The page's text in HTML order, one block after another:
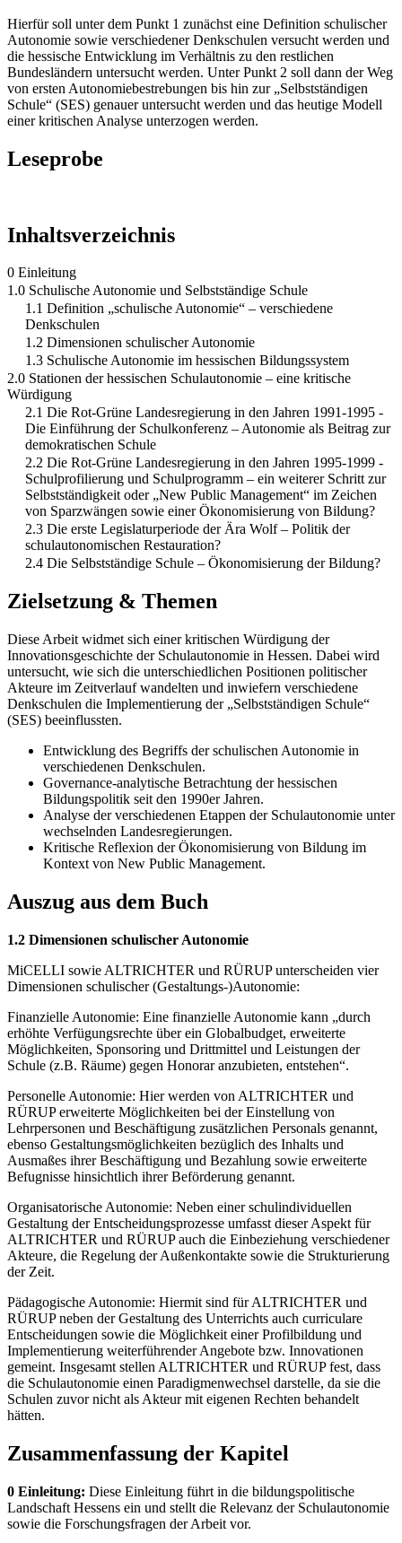
Hierfür soll unter dem Punkt 1 zunächst eine Definition schulischer
Autonomie sowie verschiedener Denkschulen versucht werden und
die hessische Entwicklung im Verhältnis zu den restlichen
Bundesländern untersucht werden. Unter Punkt 2 soll dann der Weg
von ersten Autonomiebestrebungen bis hin zur „Selbstständigen
Schule“ (SES) genauer untersucht werden und das heutige Modell
einer kritischen Analyse unterzogen werden.
Leseprobe
Inhaltsverzeichnis
0 Einleitung
1.0 Schulische Autonomie und Selbstständige Schule
1.1 Definition „schulische Autonomie“ – verschiedene
Denkschulen
1.2 Dimensionen schulischer Autonomie
1.3 Schulische Autonomie im hessischen Bildungssystem
2.0 Stationen der hessischen Schulautonomie – eine kritische
Würdigung
2.1 Die Rot-Grüne Landesregierung in den Jahren 1991-1995 -
Die Einführung der Schulkonferenz – Autonomie als Beitrag zur
demokratischen Schule
2.2 Die Rot-Grüne Landesregierung in den Jahren 1995-1999 -
Schulprofilierung und Schulprogramm – ein weiterer Schritt zur
Selbstständigkeit oder „New Public Management“ im Zeichen
von Sparzwängen sowie einer Ökonomisierung von Bildung?
2.3 Die erste Legislaturperiode der Ära Wolf – Politik der
schulautonomischen Restauration?
2.4 Die Selbstständige Schule – Ökonomisierung der Bildung?
Zielsetzung & Themen
Diese Arbeit widmet sich einer kritischen Würdigung der
Innovationsgeschichte der Schulautonomie in Hessen. Dabei wird
untersucht, wie sich die unterschiedlichen Positionen politischer
Akteure im Zeitverlauf wandelten und inwiefern verschiedene
Denkschulen die Implementierung der „Selbstständigen Schule“
(SES) beeinflussten.
Entwicklung des Begriffs der schulischen Autonomie in
verschiedenen Denkschulen.
Governance-analytische Betrachtung der hessischen
Bildungspolitik seit den 1990er Jahren.
Analyse der verschiedenen Etappen der Schulautonomie unter
wechselnden Landesregierungen.
Kritische Reflexion der Ökonomisierung von Bildung im
Kontext von New Public Management.
Auszug aus dem Buch
1.2 Dimensionen schulischer Autonomie
MiCELLI sowie ALTRICHTER und RÜRUP unterscheiden vier
Dimensionen schulischer (Gestaltungs-)Autonomie:
Finanzielle Autonomie: Eine finanzielle Autonomie kann „durch
erhöhte Verfügungsrechte über ein Globalbudget, erweiterte
Möglichkeiten, Sponsoring und Drittmittel und Leistungen der
Schule (z.B. Räume) gegen Honorar anzubieten, entstehen“.
Personelle Autonomie: Hier werden von ALTRICHTER und
RÜRUP erweiterte Möglichkeiten bei der Einstellung von
Lehrpersonen und Beschäftigung zusätzlichen Personals genannt,
ebenso Gestaltungsmöglichkeiten bezüglich des Inhalts und
Ausmaßes ihrer Beschäftigung und Bezahlung sowie erweiterte
Befugnisse hinsichtlich ihrer Beförderung genannt.
Organisatorische Autonomie: Neben einer schulindividuellen
Gestaltung der Entscheidungsprozesse umfasst dieser Aspekt für
ALTRICHTER und RÜRUP auch die Einbeziehung verschiedener
Akteure, die Regelung der Außenkontakte sowie die Strukturierung
der Zeit.
Pädagogische Autonomie: Hiermit sind für ALTRICHTER und
RÜRUP neben der Gestaltung des Unterrichts auch curriculare
Entscheidungen sowie die Möglichkeit einer Profilbildung und
Implementierung weiterführender Angebote bzw. Innovationen
gemeint. Insgesamt stellen ALTRICHTER und RÜRUP fest, dass
die Schulautonomie einen Paradigmenwechsel darstelle, da sie die
Schulen zuvor nicht als Akteur mit eigenen Rechten behandelt
hätten.
Zusammenfassung der Kapitel
0 Einleitung: Diese Einleitung führt in die bildungspolitische
Landschaft Hessens ein und stellt die Relevanz der Schulautonomie
sowie die Forschungsfragen der Arbeit vor.